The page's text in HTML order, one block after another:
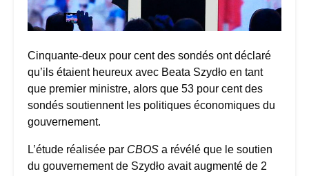
Cinquante-deux pour cent des sondés ont déclaré
qu’ils étaient heureux avec Beata Szydło en tant
que premier ministre, alors que 53 pour cent des
sondés soutiennent les politiques économiques du
gouvernement.
L’étude réalisée par CBOS a révélé que le soutien
du gouvernement de Szydło avait augmenté de 2